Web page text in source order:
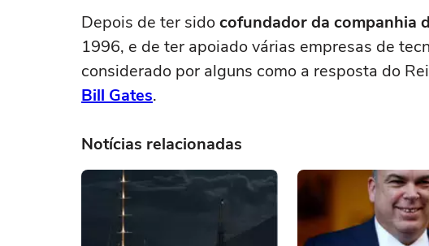
Depois de ter sidocofundador da companhia
1996, e de ter apoiado várias empresas de
considerado por alguns como a resposta do
Bill Gates.
Notícias relacionadas